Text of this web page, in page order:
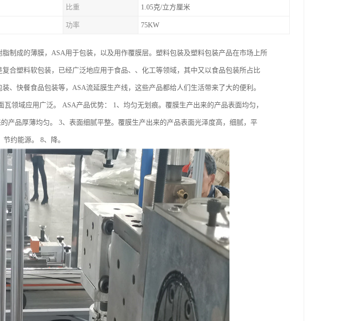
比重 1.05克/立方厘米
功率 75KW
制成的薄膜，ASA用于包装，以及用作覆膜层。塑料包装及塑料包装产品在市场上所
合塑料软包装，已经广泛地应用于食品、、化工等领域，其中又以食品包装所占比
、快餐食品包装等，ASA流延膜生产线，这些产品都给人们生活带来了大的便利。
领域应用广泛。 ASA产品优势： 1、均匀无划痕。覆膜生产出来的产品表面均匀，
产品厚薄均匀。 3、表面细腻平整。覆膜生产出来的产品表面光泽度高，细腻，平
约能源。 8、降。